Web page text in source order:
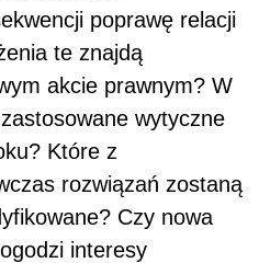
poprawę relacji
te znajdą
akcie prawnym? W
wytyczne
Które z
rozwiązań zostaną
Czy nowa
interesy